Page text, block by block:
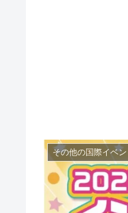
その他の国際イベン